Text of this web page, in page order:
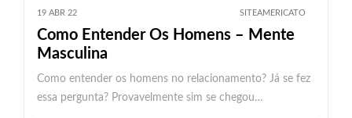
19 ABR 22 SITEAMERICATO
Como Entender Os Homens – Mente
Masculina
Como entender os homens no relacionamento? Já se fez
essa pergunta? Provavelmente sim se chegou…